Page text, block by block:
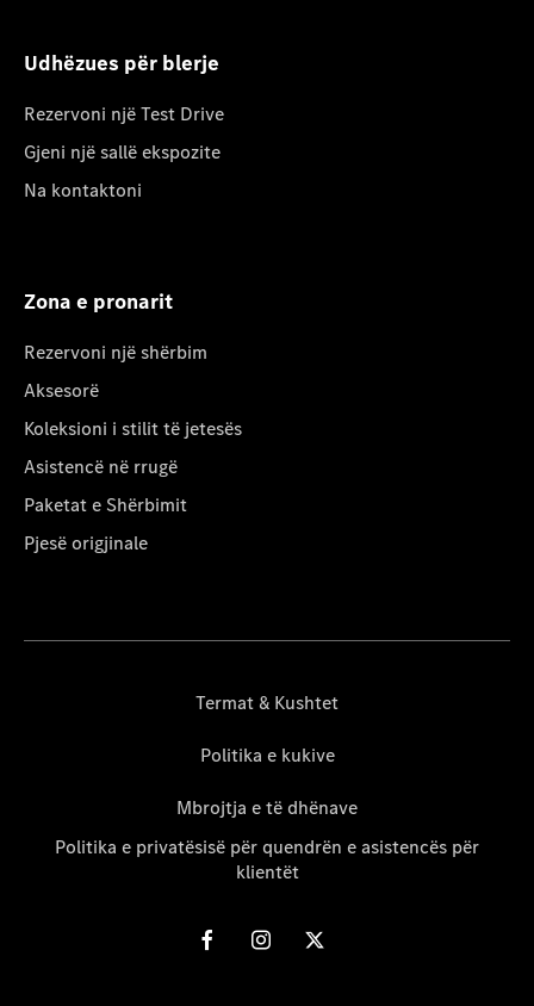
Udhëzues për blerje
Rezervoni një Test Drive
Gjeni një sallë ekspozite
Na kontaktoni
Zona e pronarit
Rezervoni një shërbim
Aksesorë
Koleksioni i stilit të jetesës
Asistencë në rrugë
Paketat e Shërbimit
Pjesë origjinale
Termat & Kushtet
Politika e kukive
Mbrojtja e të dhënave
Politika e privatësisë për quendrën e asistencës për
klientët